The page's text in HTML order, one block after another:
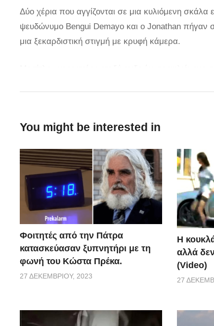
Δύο χέρια που αγγίζονται σε μια κυλιόμενη
ψευδώνυμο Bengui Demayo και ο Jonathan πήγαν
μια ξεκαρδιστική στιγμή με κρυφή κάμερα.
θέλησή τους χαϊδεύετε το χέρι τους σε μια
You might be interested in
Φοιτητές από την Πάτρα
κατασκεύασαν ξυπνητήρι με τη
φωνή του Κώστα Πρέκα.
27 ΔΕΚΕΜΒΡΊΟΥ, 2023
Η
αλλά
(Video)
27